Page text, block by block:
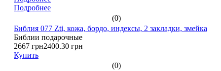
Подробнее
(0)
Библия 077 Zti, кожа, бордо, индексы, 2 закладки, змейка
Библии подарочные
2667 грн2400.30 грн
Купить
(0)